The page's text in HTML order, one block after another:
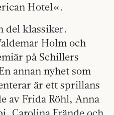
Hotel«.
del klassiker.
Holm och
på Schillers
annan nyhet som
är ett sprillans
av Frida Röhl, Anna